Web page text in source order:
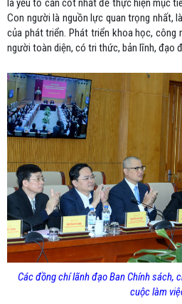
là yếu tố căn cốt nhất để thực hiện mục
Con người là nguồn lực quan trọng nhất,
của phát triển. Phát triển khoa học, công
người toàn diện, có tri thức, bản lĩnh, đạo
Các đồng chí lãnh đạo Ban Chính sách,
cuộc làm